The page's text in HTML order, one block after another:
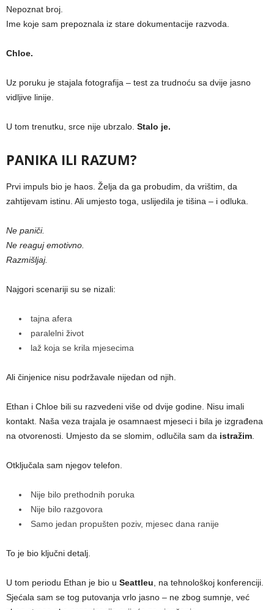
Nepoznat broj.
Ime koje sam prepoznala iz stare dokumentacije razvoda.
Chloe.
Uz poruku je stajala fotografija – test za trudnoću sa dvije jasno
vidljive linije.
U tom trenutku, srce nije ubrzalo. Stalo je.
PANIKA ILI RAZUM?
Prvi impuls bio je haos. Želja da ga probudim, da vrištim, da
zahtijevam istinu. Ali umjesto toga, uslijedila je tišina – i odluka.
Ne paniči.
Ne reaguj emotivno.
Razmišljaj.
Najgori scenariji su se nizali:
tajna afera
paralelni život
laž koja se krila mjesecima
Ali činjenice nisu podržavale nijedan od njih.
Ethan i Chloe bili su razvedeni više od dvije godine. Nisu imali
kontakt. Naša veza trajala je osamnaest mjeseci i bila je izgrađena
na otvorenosti. Umjesto da se slomim, odlučila sam da istražim
Otključala sam njegov telefon.
Nije bilo prethodnih poruka
Nije bilo razgovora
Samo jedan propušten poziv, mjesec dana ranije
To je bio ključni detalj.
U tom periodu Ethan je bio u Seattleu , na tehnološkoj konferenciji.
Sjećala sam se tog putovanja vrlo jasno – ne zbog sumnje, već